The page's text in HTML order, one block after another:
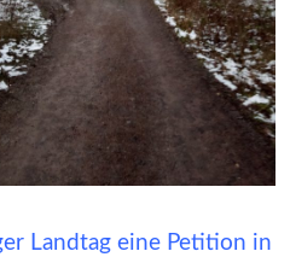
Landtag eine Petition in